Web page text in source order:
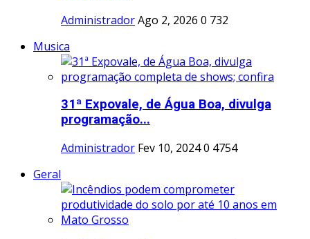
AdministradorAgo 2, 2026 0 732
Musica
31ª Expovale, de Água Boa, divulga
programação...
Administrador Fev 10, 20240 4754
Geral